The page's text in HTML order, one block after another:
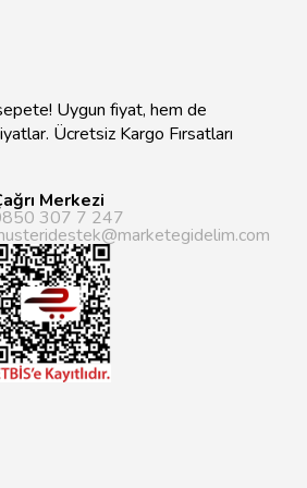
Uygun fiyat, hem de
Ücretsiz Kargo Fırsatları
Merkezi
307 7 247